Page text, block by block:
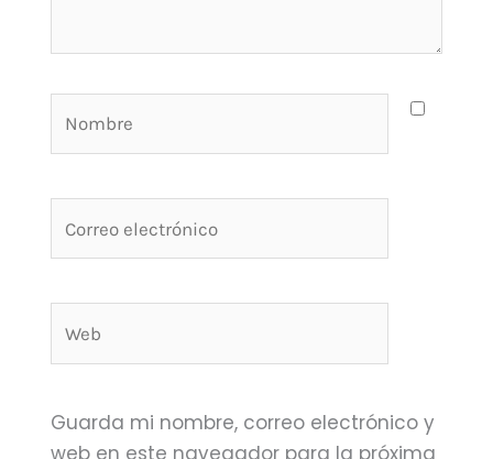
electrónico
Guarda mi nombre, correo electrónico y